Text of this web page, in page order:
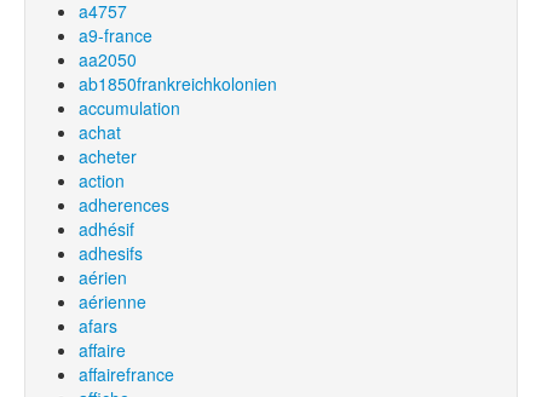
a4757
a9-france
aa2050
ab1850frankreichkolonien
accumulation
achat
acheter
action
adherences
adhésif
adhesifs
aérien
aérienne
afars
affaire
affairefrance